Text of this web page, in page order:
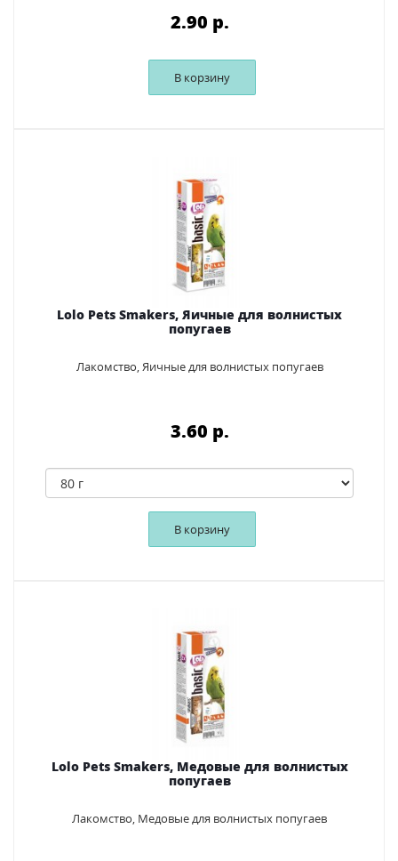
2.90 p.
В корзину
Lolo Pets Smakers, Яичные для волнистых
попугаев
Лакомство, Яичные для волнистых попугаев
3.60 p.
В корзину
Lolo Pets Smakers, Медовые для волнистых
попугаев
Лакомство, Медовые для волнистых попугаев